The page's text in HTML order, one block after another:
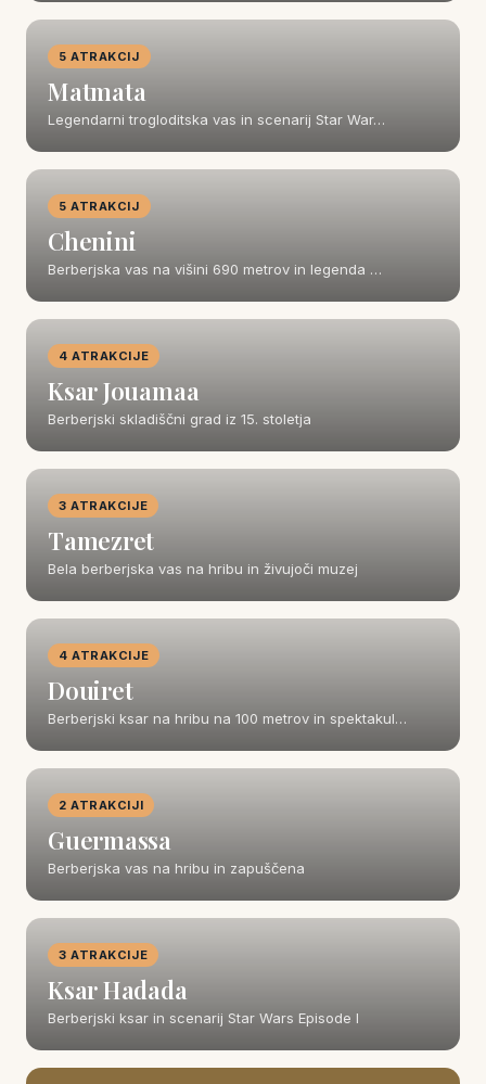
5 ATRAKCIJ
Matmata
Legendarni trogloditska vas in scenarij Star War…
5 ATRAKCIJ
Chenini
Berberjska vas na višini 690 metrov in legenda …
4 ATRAKCIJE
Ksar Jouamaa
Berberjski skladiščni grad iz 15. stoletja
3 ATRAKCIJE
Tamezret
Bela berberjska vas na hribu in živujoči muzej
4 ATRAKCIJE
Douiret
Berberjski ksar na hribu na 100 metrov in spektakul…
2 ATRAKCIJI
Guermassa
Berberjska vas na hribu in zapuščena
3 ATRAKCIJE
Ksar Hadada
Berberjski ksar in scenarij Star Wars Episode I